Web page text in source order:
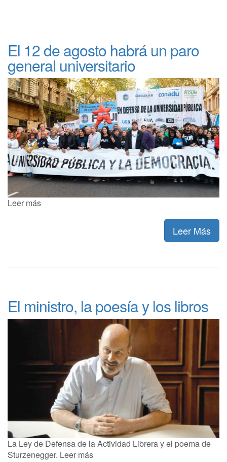
El 12 de agosto habrá un paro
general universitario
Leer más
Leer Más
El ministro, la poesía y los libros
La Ley de Defensa de la Actividad Librera y el poema de
Sturzenegger. Leer más